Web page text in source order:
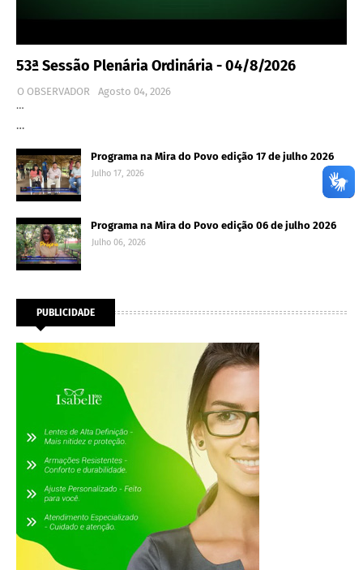
53ª Sessão Plenária Ordinária - 04/8/2026
O OBSERVADOR
Agosto 04, 2026
…
…
Programa na Mira do Povo edição 17 de julho 2026
Julho 17, 2026
Programa na Mira do Povo edição 06 de julho 2026
Julho 06, 2026
PUBLICIDADE